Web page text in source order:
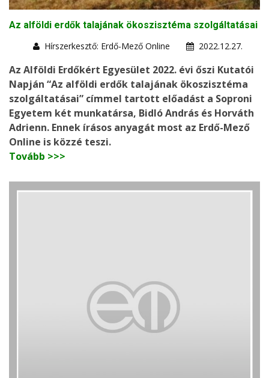
Az alföldi erdők talajának ökoszisztéma szolgáltatásai
Hírszerkesztő: Erdő-Mező Online
2022.12.27.
Az Alföldi Erdőkért Egyesület 2022. évi őszi Kutatói
Napján “Az alföldi erdők talajának ökoszisztéma
szolgáltatásai” címmel tartott előadást a Soproni
Egyetem két munkatársa, Bidló András és Horváth
Adrienn. Ennek írásos anyagát most az Erdő-Mező
Online is közzé teszi.
Tovább >>>